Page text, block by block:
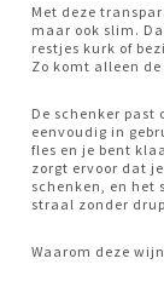
Met deze
maar ook slim.
restjes kurk of
Zo komt alleen
De schenker
eenvoudig in
fles en je bent
zorgt ervoor dat
schenken, en het
straal zonder
Waarom deze